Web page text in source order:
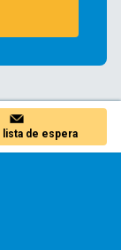
lista de espera